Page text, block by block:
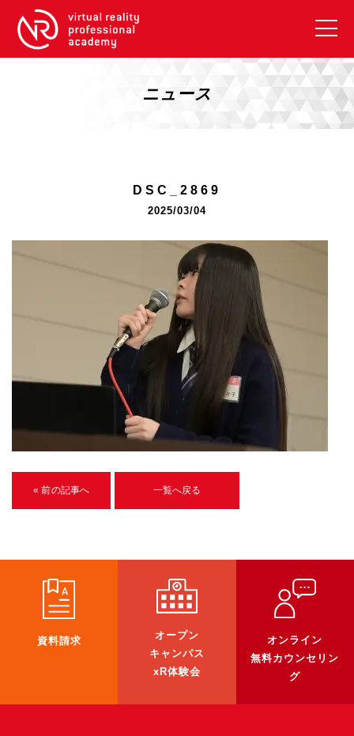
VRアカデミーとは
【2026年10月】ARエキスパートコース
【2026年10月】XRプロフェッショナル
《リスキリング補助金コース》
リスキリング補助金対象コース説明
U-15メタバースプログラミング講座
イベント
ブログ
企業向け
《3DGS》
3DGSスキャンサービス
ニュース
DSC_2869
2025/03/04
« 前の記事へ 一覧へ戻る
資料請求
オープン
キャンパス
xR体験会
オンライン
無料カウンセリン
グ